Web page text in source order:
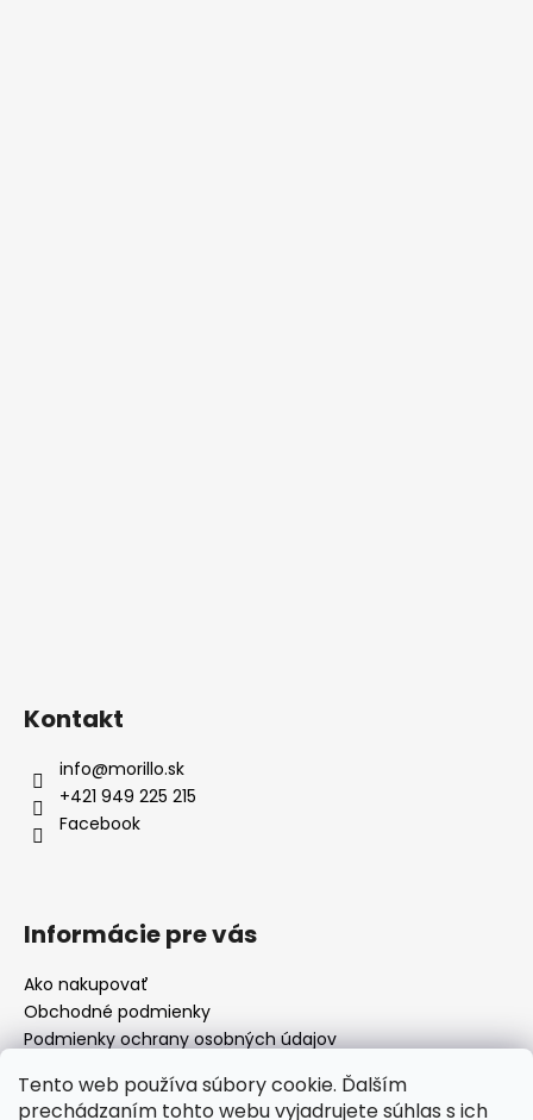
Tento web používa súbory cookie. Ďalším
prechádzaním tohto webu vyjadrujete súhlas s ich
Kontakt
info@morillo.sk
+421 949 225 215
Facebook
Informácie pre vás
Ako nakupovať
Obchodné podmienky
Podmienky ochrany osobných údajov